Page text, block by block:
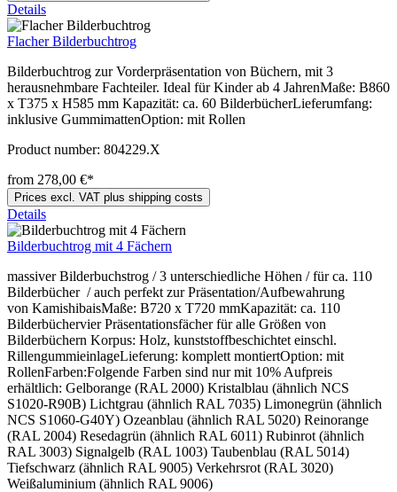
Details
Flacher Bilderbuchtrog
Bilderbuchtrog zur Vorderpräsentation von Büchern, mit 3
herausnehmbare Fachteiler. Ideal für Kinder ab 4 JahrenMaße: B860
x T375 x H585 mm Kapazität: ca. 60 BilderbücherLieferumfang:
inklusive GummimattenOption: mit Rollen
Product number: 804229.X
from 278,00 €*
Prices excl. VAT plus shipping costs
Details
Bilderbuchtrog mit 4 Fächern
massiver Bilderbuchstrog / 3 unterschiedliche Höhen / für ca. 110
Bilderbücher / auch perfekt zur Präsentation/Aufbewahrung
von KamishibaisMaße: B720 x T720 mmKapazität: ca. 110
Bilderbüchervier Präsentationsfächer für alle Größen von
Bilderbüchern Korpus: Holz, kunststoffbeschichtet einschl.
RillengummieinlageLieferung: komplett montiertOption: mit
RollenFarben:Folgende Farben sind nur mit 10% Aufpreis
erhältlich: Gelborange (RAL 2000) Kristalblau (ähnlich NCS
S1020-R90B) Lichtgrau (ähnlich RAL 7035) Limonegrün (ähnlich
NCS S1060-G40Y) Ozeanblau (ähnlich RAL 5020) Reinorange
(RAL 2004) Resedagrün (ähnlich RAL 6011) Rubinrot (ähnlich
RAL 3003) Signalgelb (RAL 1003) Taubenblau (RAL 5014)
Tiefschwarz (ähnlich RAL 9005) Verkehrsrot (RAL 3020)
Weißaluminium (ähnlich RAL 9006)